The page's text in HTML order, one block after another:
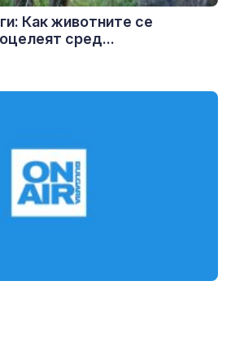
Как животните се
сред...